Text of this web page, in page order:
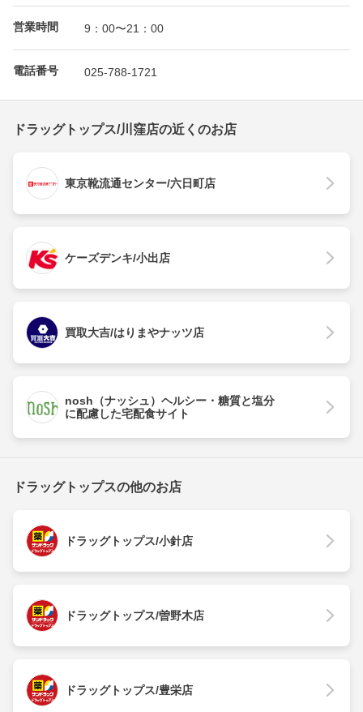
営業時間 9：00〜21：00
電話番号 025-788-1721
ドラッグトップス/川窪店の近くのお店
東京靴流通センター/六日町店
ケーズデンキ/小出店
買取大吉/はりまやナッツ店
nosh（ナッシュ）ヘルシー・糖質と塩分
に配慮した宅配食サイト
ドラッグトップスの他のお店
ドラッグトップス/小針店
ドラッグトップス/曽野木店
ドラッグトップス/豊栄店